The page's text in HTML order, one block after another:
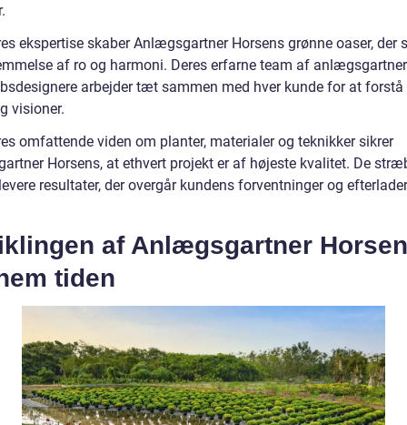
ekspertise skaber Anlægsgartner Horsens grønne oaser, der
af ro og harmoni. Deres erfarne team af
arbejder tæt sammen med hver kunde for at forstå
visioner.
omfattende viden om planter, materialer og teknikker sikrer
Horsens, at ethvert projekt er af højeste kvalitet. De
resultater, der overgår kundens forventninger og
af Anlægsgartner
tiden